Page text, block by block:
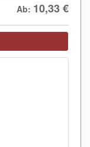
Ab: 10,33€